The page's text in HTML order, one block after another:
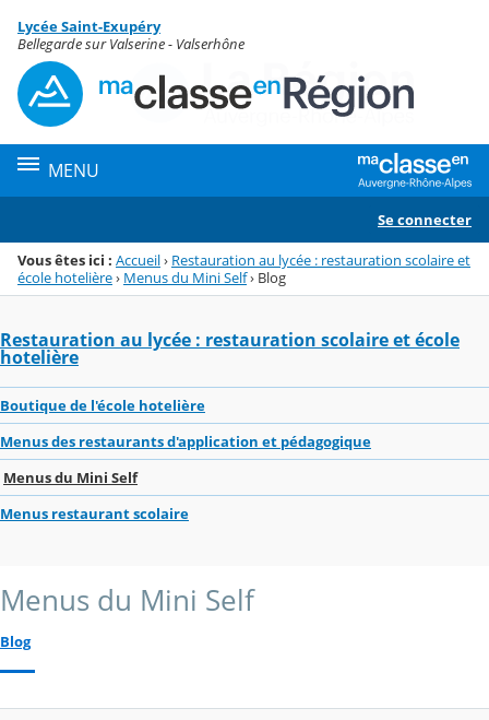
Menu de la rubrique
Contenu
Lycée Saint-Exupéry
Bellegarde sur Valserine - Valserhône
MENU
Se connecter
Vous êtes ici : Accueil› Restauration au lycée : restauration scolaire et
école hotelière› Menus du Mini Self› Blog
Restauration au lycée : restauration scolaire et école
hotelière
Boutique de l'école hotelière
Menus des restaurants d'application et pédagogique
Menus du Mini Self
Menus restaurant scolaire
Menus du Mini Self
Blog